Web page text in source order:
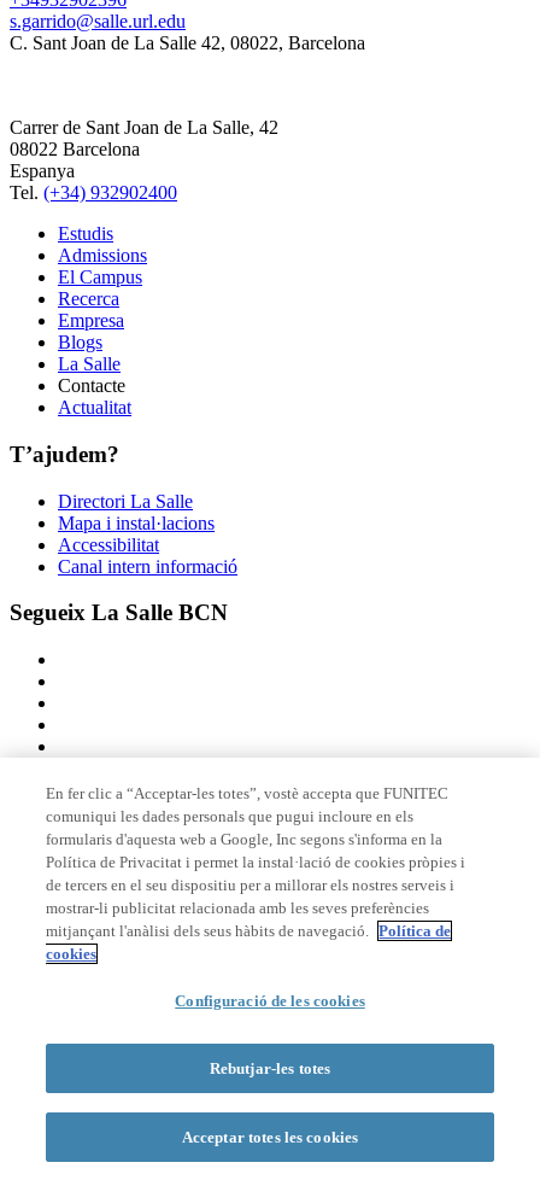
s.garrido@salle.url.edu
C. Sant Joan de La Salle 42, 08022, Barcelona
Carrer de Sant Joan de La Salle, 42
08022 Barcelona
Espanya
Tel. (+34) 932902400
Estudis
Admissions
El Campus
Recerca
Empresa
Blogs
La Salle
Contacte
Actualitat
T’ajudem?
Directori La Salle
Mapa i instal·lacions
Accessibilitat
Canal intern informació
Segueix La Salle BCN
Membre de
Acreditacions
© 2026 La Salle Campus Barcelona - URL |Avís legal
Formulari de cerca
En fer clic a “Acceptar-les totes”, vostè accepta que FUNITEC
comuniqui les dades personals que pugui incloure en els
formularis d'aquesta web a Google, Inc segons s'informa en la
Política de Privacitat i permet la instal·lació de cookies pròpies i
de tercers en el seu dispositiu per a millorar els nostres serveis i
mostrar-li publicitat relacionada amb les seves preferències
mitjançant l'anàlisi dels seus hàbits de navegació. Política de
cookies
Configuració de les cookies
Rebutjar-les totes
Acceptar totes les cookies